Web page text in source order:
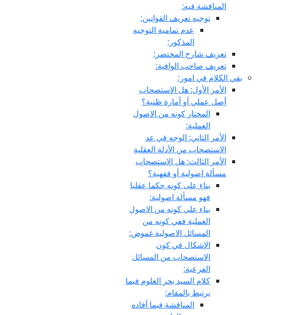
المناقشة فيه:
توجيه تعريف القوانين:
عدم تمامية التوجيه
المذكور:
تعريف شارح المختصر:
تعريف صاحب الوافية:
بقي الكلام في امور:
الأمر الأول: هل الاستصحاب
أصل عملي أو أمارة ظنية؟
المختار كونه من الاصول
العملية:
الأمر الثاني: الوجه في عد
الاستصحاب من الأدلة العقلية
الأمر الثالث: هل الاستصحاب
مسألة اصولية أو فقهية؟
بناء على كونه حكما عقليا
فهو مسألة اصولية:
بناء على كونه من الاصول
العملية ففي كونه من
المسائل الاصولية غموض:
الإشكال في كون
الاستصحاب من المسائل
الفرعية:
كلام السيد بحر العلوم فيما
يرتبط بالمقام:
المناقشة فيما أفاده